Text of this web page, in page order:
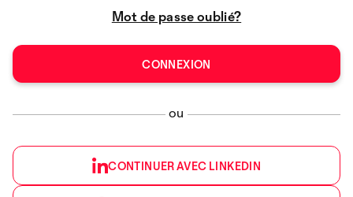
Mot de passe oublié?
ou
CONTINUER AVEC LINKEDIN